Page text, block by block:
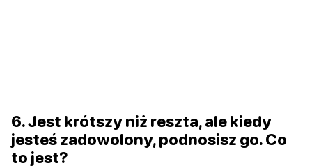
6. Jest krótszy niż reszta, ale kiedy
jesteś zadowolony, podnosisz go. Co
to jest?